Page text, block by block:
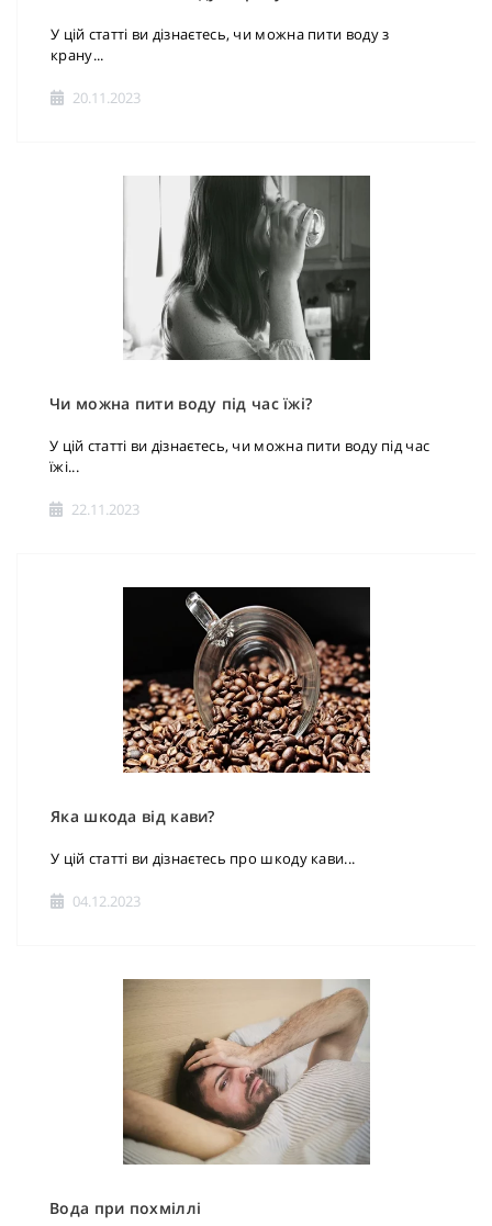
У цій статті ви дізнаєтесь, чи можна пити воду з
крану...
20.11.2023
Чи можна пити воду під час їжі?
У цій статті ви дізнаєтесь, чи можна пити воду під час
їжі...
22.11.2023
Яка шкода від кави?
У цій статті ви дізнаєтесь про шкоду кави...
04.12.2023
Вода при похміллі